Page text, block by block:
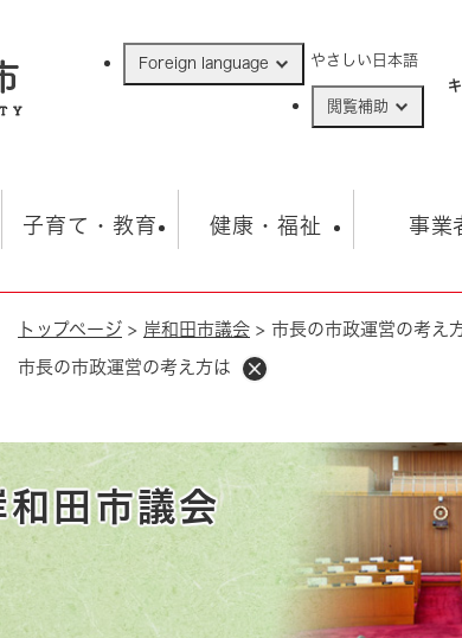
Foreign language やさしい日本語
閲覧補助
住民票・戸籍
動物 救急・消防
上水道・下水道
園 住宅
おくやみ
子育て・教育
学校 子育て
健康・福祉
福祉・健康・生活
事業
入札
環境
観光 観
市の概要
市政
市役所・施
トップページ > 岸和田市議会 > 市長の市政運営の考え
市長の市政運営の考え方は
和田市議会